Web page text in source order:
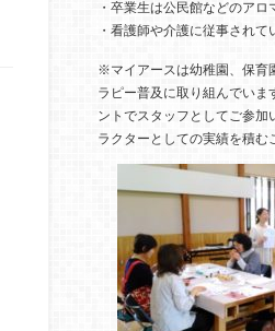
・卒業生は公民館などのアロ
・看護師や介護に従事されて
※マイアースは幼稚園、保育
ラピー普及に取り組んでい
ントでスタッフとしてご参加
ラクターとしての実績を積む